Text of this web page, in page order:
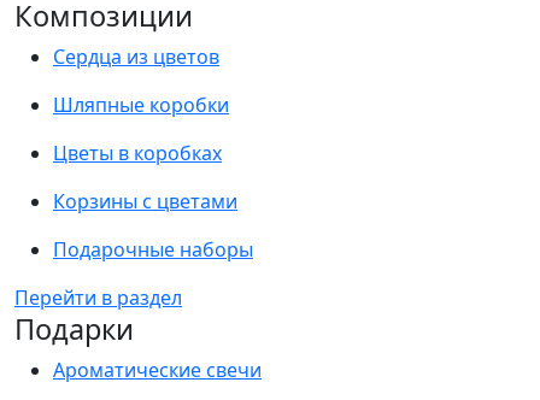
Композиции
Сердца из цветов
Шляпные коробки
Цветы в коробках
Корзины с цветами
Подарочные наборы
Перейти в раздел
Подарки
Ароматические свечи